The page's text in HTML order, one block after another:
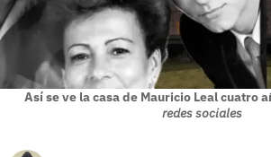
Así se ve la casa de Mauricio Leal cuatro
redes sociales